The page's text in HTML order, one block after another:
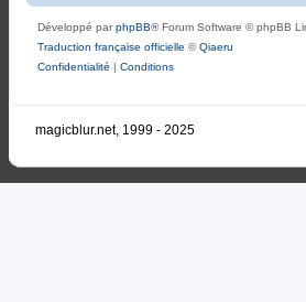
Développé parphpBB® Forum Software © phpBB
Traduction française officielle ©Qiaeru
Confidentialité | Conditions
magicblur.net, 1999 - 2025